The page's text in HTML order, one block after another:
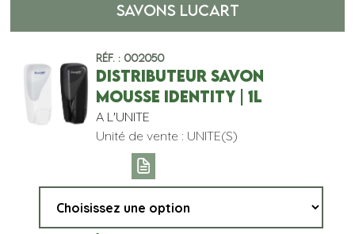
SAVONS LUCART
Réf. : 002050
DISTRIBUTEUR SAVON
MOUSSE IDENTITY | 1L
A L'UNITE
Unité de vente : UNITE(S)